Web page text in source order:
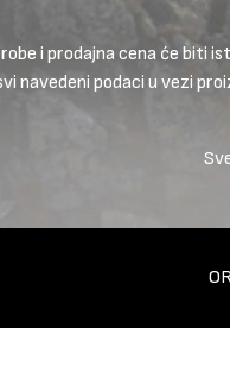
i prodajna cena će biti
navedeni podaci u vezi